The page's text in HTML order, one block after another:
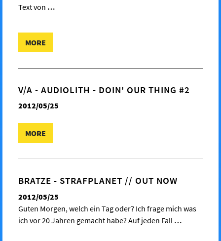
Text von …
MORE
V/A - AUDIOLITH - DOIN' OUR THING #2
2012/05/25
MORE
BRATZE - STRAFPLANET // OUT NOW
2012/05/25
Guten Morgen, welch ein Tag oder? Ich frage mich was
ich vor 20 Jahren gemacht habe? Auf jeden Fall …